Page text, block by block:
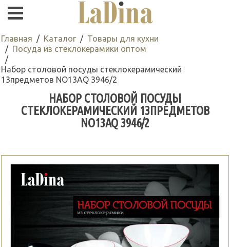
Главная Каталог
Товары для кухни
Посуда из стеклокерамики оптом
Набор столовой посуды стеклокерамический
13предметов NO13AQ 3946/2
НАБОР СТОЛОВОЙ ПОСУДЫ
СТЕКЛОКЕРАМИЧЕСКИЙ 13ПРЕДМЕТОВ
NO13AQ 3946/2